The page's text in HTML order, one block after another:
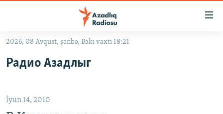
Əsas
qayıt
qayıt
#İZAHLA
#ƏSLINDƏ
2026, 08 Avqust, şənbə, Bakı vaxtı 18:21
Радио Азадлыг
İyun 14, 2010